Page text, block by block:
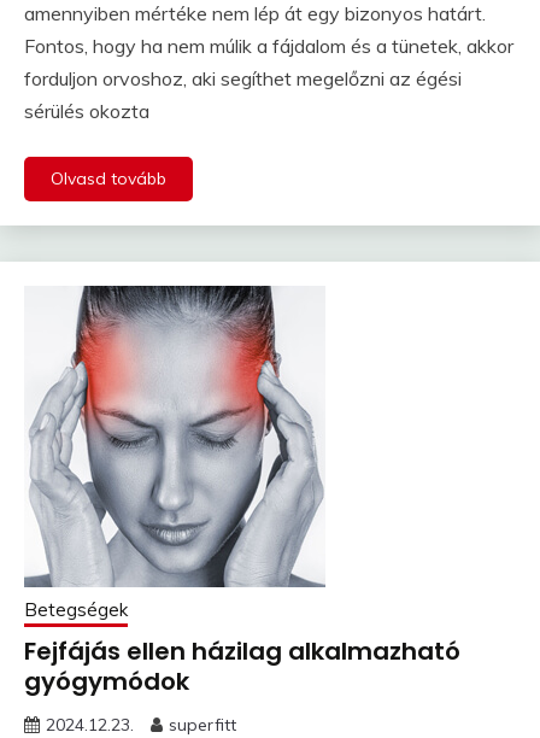
amennyiben mértéke nem lép át egy bizonyos határt.
Fontos, hogy ha nem múlik a fájdalom és a tünetek, akkor
forduljon orvoshoz, aki segíthet megelőzni az égési
sérülés okozta
Olvasd tovább
Betegségek
Fejfájás ellen házilag alkalmazható
gyógymódok
2024.12.23. superfitt